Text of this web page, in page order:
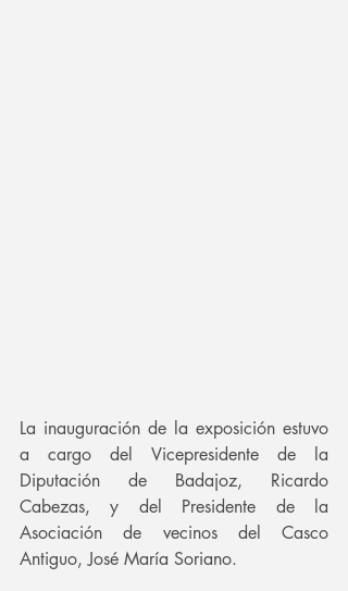
La inauguración de la exposición estuvo
a cargo del Vicepresidente de la
Diputación de Badajoz, Ricardo
Cabezas, y del Presidente de la
Asociación de vecinos del Casco
Antiguo, José María Soriano.